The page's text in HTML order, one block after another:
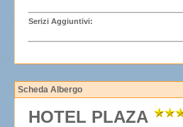
Serizi Aggiuntivi:
Scheda Albergo
HOTEL PLAZA